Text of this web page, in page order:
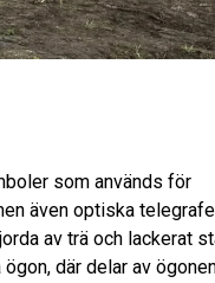
som används för
även optiska
av trä och lackerat
där delar av